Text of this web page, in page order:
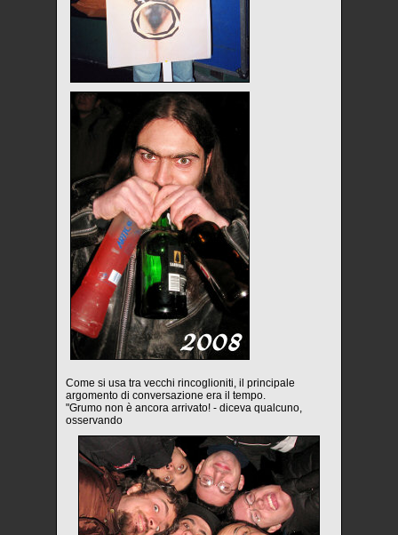
Come si usa tra vecchi rincoglioniti, il principale
argomento di conversazione era il tempo.
"Grumo non è ancora arrivato! - diceva qualcuno,
osservando